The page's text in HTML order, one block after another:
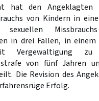
hat den Angeklagten
von Kindern in
in drei Fällen, in
Vergewaltigung zu
von fünf Jahren
Die Revision des
Erfolg.